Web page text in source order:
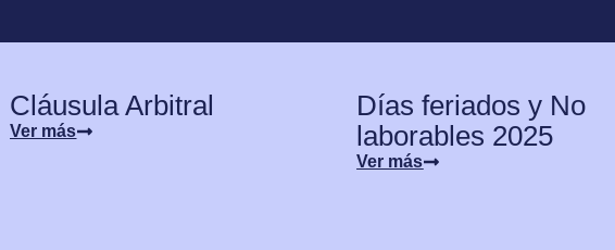
Cláusula Arbitral
Ver más
Días feriados y No
laborables 2025
Ver más